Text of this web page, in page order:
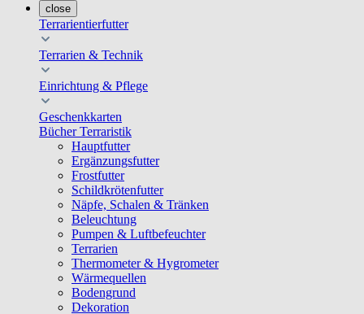
close
Terrarientierfutter
Terrarien & Technik
Einrichtung & Pflege
Geschenkkarten
Bücher Terraristik
Hauptfutter
Ergänzungsfutter
Frostfutter
Schildkrötenfutter
Näpfe, Schalen & Tränken
Beleuchtung
Pumpen & Luftbefeuchter
Terrarien
Thermometer & Hygrometer
Wärmequellen
Bodengrund
Dekoration